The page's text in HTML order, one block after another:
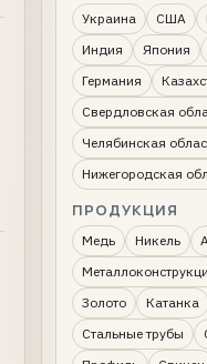
Украина США
Индия
Япония
Германия
Свердловская
Челябинская
Нижегородская
ПРОДУКЦИЯ
Медь Никель
Золото
Катанка
Стальные трубы